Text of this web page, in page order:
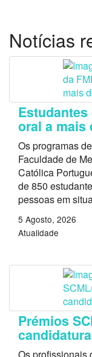
Notícias
Estudantes
oral a mais
Os programas
Faculdade de
Católica
de 850
pessoas em
5 Agosto, 2026
Atualidade
Prémios